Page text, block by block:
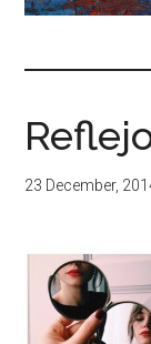
23 December,